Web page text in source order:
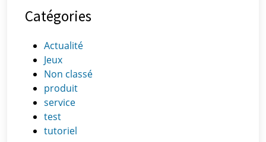
Catégories
Actualité
Jeux
Non classé
produit
service
test
tutoriel